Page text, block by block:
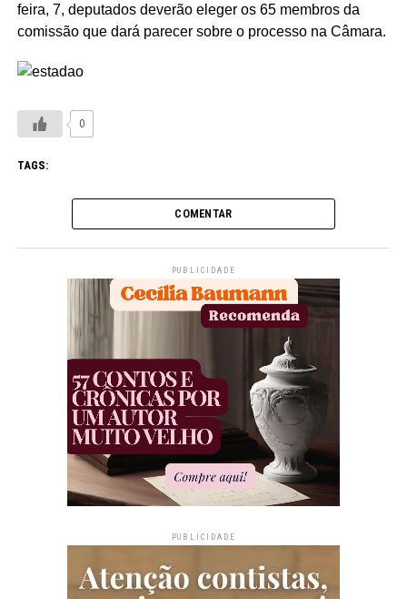
feira, 7, deputados deverão eleger os 65 membros da
comissão que dará parecer sobre o processo na Câmara.
0
TAGS:
COMENTAR
PUBLICIDADE
PUBLICIDADE